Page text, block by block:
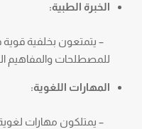
الخبرة الطبية:
– يتمتعون بخلفية
للمصطلحات والمفاهيم
المهارات اللغوية:
– يمتلكون مهارات لغوية